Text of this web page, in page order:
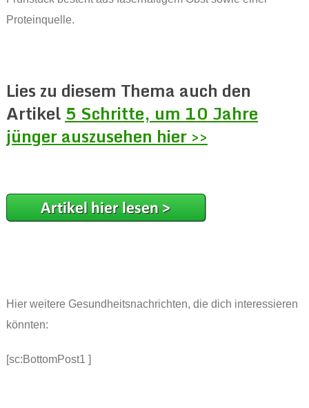
Proteinquelle.
Lies zu diesem Thema auch den
Artikel 5 Schritte, um 10 Jahre
jünger auszusehen hier >>
Hier weitere Gesundheitsnachrichten, die dich interessieren
könnten:
[sc:BottomPost1 ]